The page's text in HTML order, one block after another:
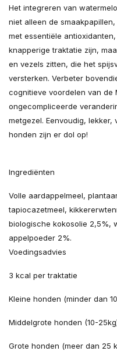
Het integreren van
niet alleen de
met essentiële
knapperige traktatie zijn,
en vezels zitten, die het
versterken. Verbeter
cognitieve voordelen van de
ongecompliceerde
metgezel. Eenvoudig,
honden zijn er dol op!
Ingrediënten
Volle aardappelmeel,
tapiocazetmeel,
biologische kokosolie 2,5%,
appelpoeder 2%.
Voedingsadvies
3 kcal per traktatie
Kleine honden (minder dan
Middelgrote honden (10-
Grote honden (meer dan 25